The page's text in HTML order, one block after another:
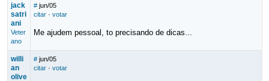
jack
satri
ani
Veter
ano
# jun/05
citar· votar
Me ajudem pessoal, to precisando de dicas...
willi
an
olive
# jun/05
citar· votar